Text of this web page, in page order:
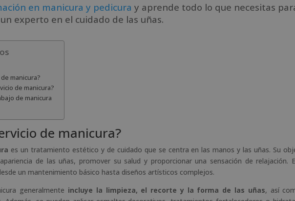
en manicura y pedicura y aprende todo lo que necesitas
experto en el cuidado de las uñas.
manicura?
de manicura?
de manicura
de manicura?
es un tratamiento estético y de cuidado que se centra en las manos y las uñas. Su
de las uñas, promover su salud y proporcionar una sensación de relajación.
un mantenimiento básico hasta diseños artísticos complejos.
generalmente incluye la limpieza, el recorte y la forma de las uñas, así